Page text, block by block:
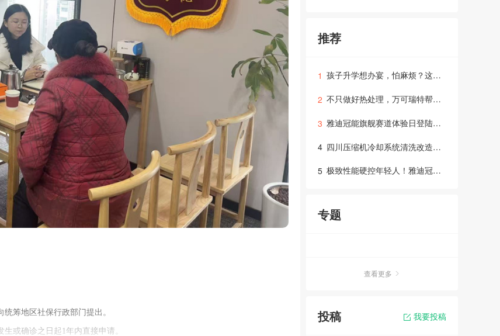
筹地区社保行政部门提出。
或确诊之日起1年内直接申请。
推荐
1 孩子升学想办宴，怕麻烦？这份省心筹备攻略请收好！
2 不只做好热处理，万可瑞特帮你打通整条制造链！
3 雅迪冠能旗舰赛道体验日登陆成都，硬核科技“智取”年轻用户
4 四川压缩机冷却系统清洗改造：高效运行与维保指南
5 极致性能硬控年轻人！雅迪冠能旗舰新品赛道试炼交出“满分答卷”
专题
查看更多
投稿 我要投稿